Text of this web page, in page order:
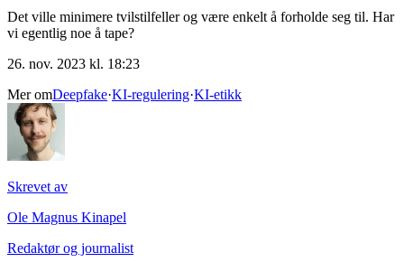
Det ville minimere tvilstilfeller og være enkelt å forholde seg til. Har
vi egentlig noe å tape?
26. nov. 2023 kl. 18:23
Mer omDeepfake·KI-regulering·KI-etikk
Skrevet av
Ole Magnus Kinapel
Redaktør og journalist